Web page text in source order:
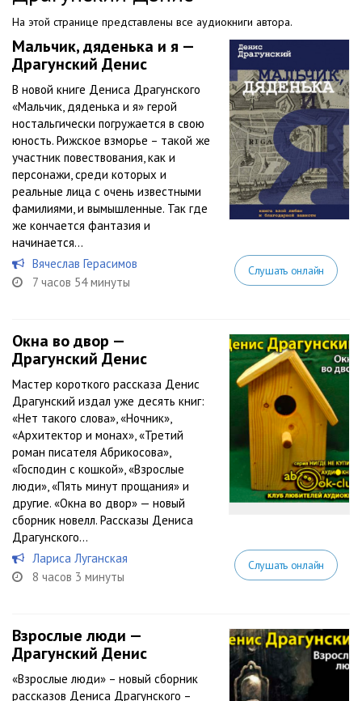
На этой странице представлены все аудиокниги автора.
Мальчик, дяденька и я —
Драгунский Денис
В новой книге Дениса Драгунского
«Мальчик, дяденька и я» герой
ностальгически погружается в свою
юность. Рижское взморье – такой же
участник повествования, как и
персонажи, среди которых и
реальные лица с очень известными
фамилиями, и вымышленные. Так где
же кончается фантазия и
начинается...
Вячеслав Герасимов
7 часов 54 минуты
Слушать онлайн
Окна во двор —
Драгунский Денис
Мастер короткого рассказа Денис
Драгунский издал уже десять книг:
«Нет такого слова», «Ночник»,
«Архитектор и монах», «Третий
роман писателя Абрикосова»,
«Господин с кошкой», «Взрослые
люди», «Пять минут прощания» и
другие. «Окна во двор» — новый
сборник новелл. Рассказы Дениса
Драгунского...
Лариса Луганская
8 часов 3 минуты
Слушать онлайн
Взрослые люди —
Драгунский Денис
«Взрослые люди» – новый сборник
рассказов Дениса Драгунского –